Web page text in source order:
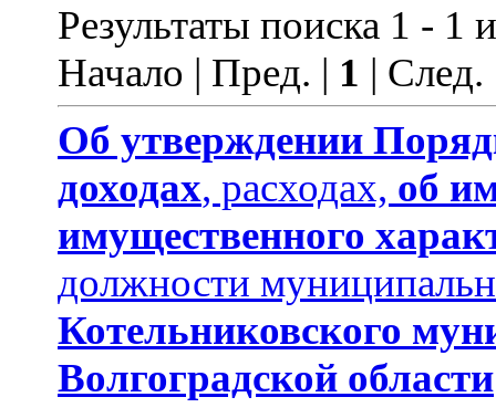
Результаты поиска 1 - 1
Начало | Пред. | 1 |
Об утверждении
доходах, расходах, об
имущественного
должности
Котельниковского
Волгоградской области